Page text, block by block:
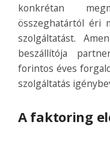
konkrétan
összeghatártól éri
szolgáltatást.
beszállítója
forintos éves
szolgáltatás
A faktoring